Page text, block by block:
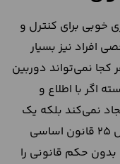
خوبی برای کنترل و
افراد نیز بسیار
نمی‌تواند دوربین
اگر با اطلاع و
نمی‌کند بلکه یک
محرک قوی ایجادِ ناامنی خواهد بود. اصل ٢۵ قانون اساسی
حکم قانونی را